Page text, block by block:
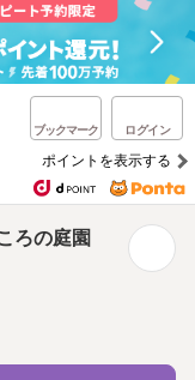
ブックマーク ログイン
ポイントを表示する
ろの庭園